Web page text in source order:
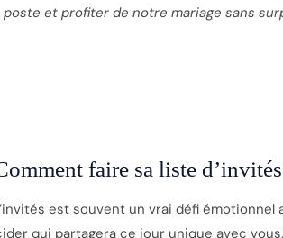
et profiter de notre mariage sans
faire sa liste
est souvent un vrai défi émotionnel
qui partagera ce jour unique avec